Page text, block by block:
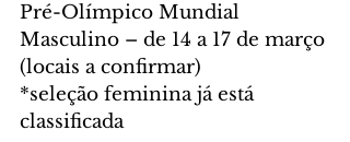
Pré-Olímpico Mundial
Masculino – de 14 a 17 de março
(locais a confirmar)
*seleção feminina já está
classificada